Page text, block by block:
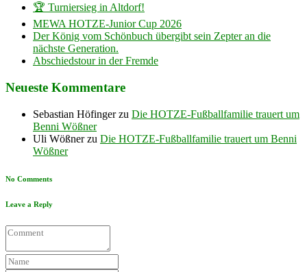
🏆 Turniersieg in Altdorf!
MEWA HOTZE-Junior Cup 2026
Der König vom Schönbuch übergibt sein Zepter an die
nächste Generation.
Abschiedstour in der Fremde
Neueste Kommentare
Sebastian Höfingerzu Die HOTZE-Fußballfamilie trauert um
Benni Wößner
Uli Wößnerzu Die HOTZE-Fußballfamilie trauert um Benni
Wößner
No Comments
Leave a Reply